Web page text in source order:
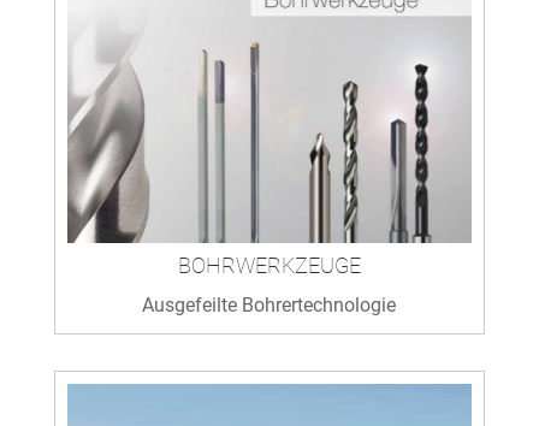
BOHRWERKZEUGE
Ausgefeilte Bohrertechnologie